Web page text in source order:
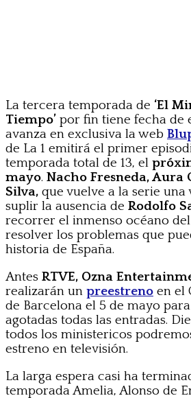
La tercera temporada de ‘El
Tiempo’ por fin tiene fecha de
avanza en exclusiva la web
de La 1 emitirá el primer
temporada total de 13, el
mayo. Nacho Fresneda, Aura
Silva, que vuelve a la serie una
suplir la ausencia de Rodolfo
recorrer el inmenso océano
resolver los problemas que
historia de España.
Antes RTVE, Ozna
realizarán un preestreno en el
de Barcelona el 5 de mayo
agotadas todas las entradas.
todos los ministericos
estreno en televisión.
La larga espera casi ha
temporada Amelia, Alonso de